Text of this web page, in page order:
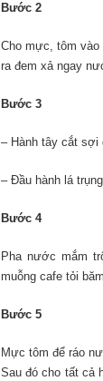
Bước 2
Cho mực, tôm
ra đem xả ngay
Bước 3
– Hành tây cắt sợi
– Đầu hành lá
Bước 4
Pha nước mắm
muỗng cafe tỏi
Bước 5
Mực tôm để ráo
Sau đó cho tất cả